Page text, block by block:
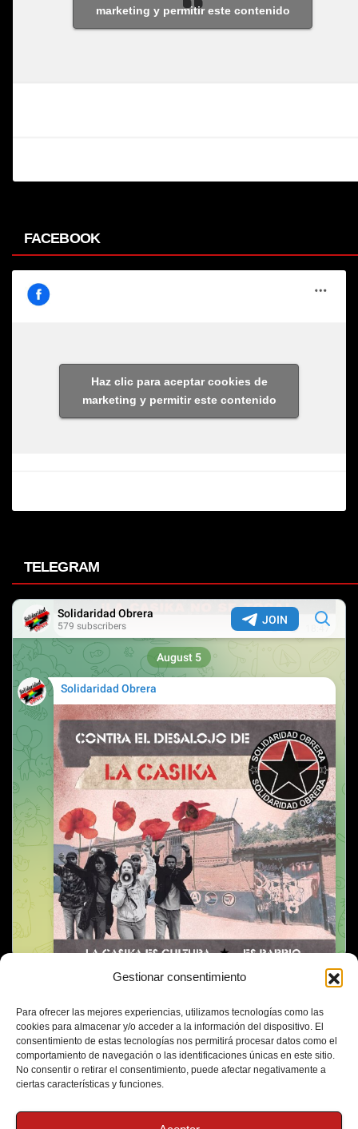
Gestionar consentimiento
Para ofrecer las mejores experiencias, utilizamos tecnologías como las
cookies para almacenar y/o acceder a la información del dispositivo. El
consentimiento de estas tecnologías nos permitirá procesar datos como el
comportamiento de navegación o las identificaciones únicas en este sitio.
No consentir o retirar el consentimiento, puede afectar negativamente a
ciertas características y funciones.
marketing y permitir este contenido
FACEBOOK
Haz clic para aceptar cookies de
marketing y permitir este contenido
TELEGRAM